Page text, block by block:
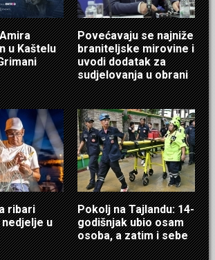
u Kaštelu
Povećavaju se najniže
braniteljske mirovine i
uvodi dodatak za
sudjelovanja u obrani
ribari
u
Pokolj na Tajlandu: 14-
godišnjak ubio osam
osoba, a zatim i sebe